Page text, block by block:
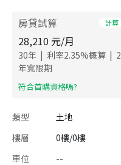
房貸試算 計算
28,210 元/月
30年 | 利率2.35%概算 | 2
年寬限期
​符合首購資格嗎?
類型 土地
樓層
0樓/0樓
車位
--